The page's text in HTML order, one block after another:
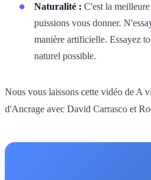
Naturalité : C'est la
puissions vous donner.
manière artificielle. Essayez
naturel possible.
Nous vous laissons cette vidéo de A
d'Ancrage avec David Carrasco et